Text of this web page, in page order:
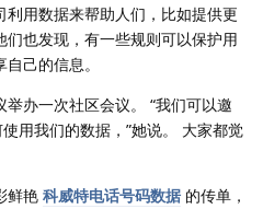
用数据来帮助人们，比如提供更
也发现，有一些规则可以保护用
己的信息。
办一次社区会议。 “我们可以邀
用我们的数据，”她说。 大家都觉
鲜艳 科威特电话号码数据 的传单，